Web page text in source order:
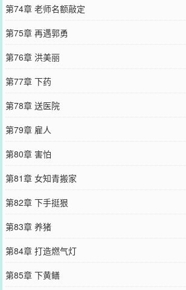
第74章 老师名额敲定
第75章 再遇郭勇
第76章 洪美丽
第77章 下药
第78章 送医院
第79章 雇人
第80章 害怕
第81章 女知青搬家
第82章 下手挺狠
第83章 养猪
第84章 打造燃气灯
第85章 下黄鳝